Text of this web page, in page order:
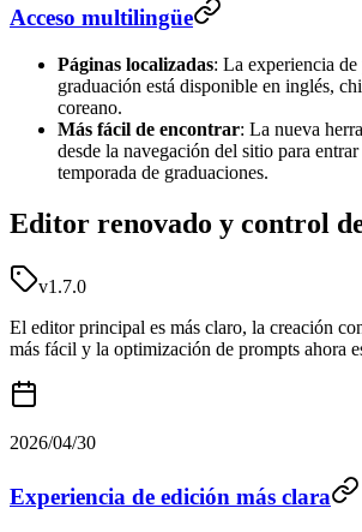
Acceso multilingüe
Páginas localizadas: La experiencia de
graduación está disponible en inglés,
coreano.
Más fácil de encontrar: La nueva
desde la navegación del sitio para
temporada de graduaciones.
Editor renovado y control
v1.7.0
El editor principal es más claro, la creación
más fácil y la optimización de prompts ahora
2026/04/30
Experiencia de edición más clara